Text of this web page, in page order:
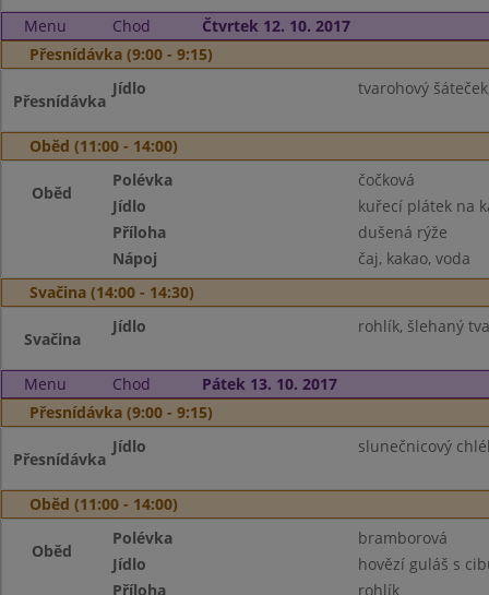
Menu Chod
Čtvrtek 12. 10. 2017
Přesnídávka (9:00 - 9:15)
Přesnídávka
Jídlo tvarohový
Oběd (11:00 - 14:00)
Oběd
Polévka
čočková
Jídlo
kuřecí plátek na
Příloha
dušená rýže
Nápoj
čaj, kakao, voda
Svačina (14:00 - 14:30)
Svačina
Jídlo rohlík, šlehaný
Menu Chod
Pátek 13. 10. 2017
Přesnídávka (9:00 - 9:15)
Přesnídávka
Jídlo slunečnicový
Oběd (11:00 - 14:00)
Oběd
Polévka
bramborová
Jídlo
hovězí guláš s
Příloha
rohlík